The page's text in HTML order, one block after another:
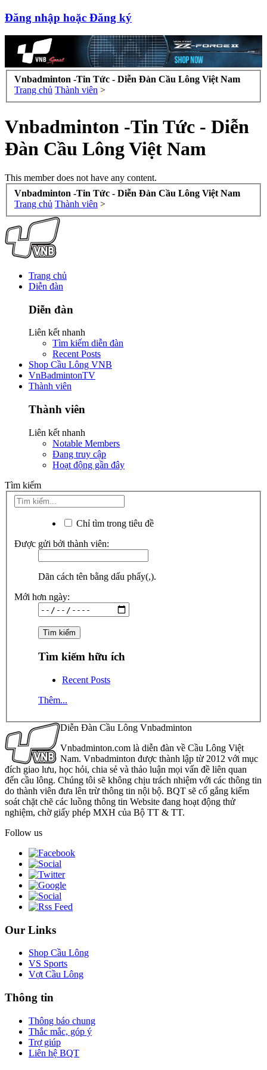
Đăng nhập hoặc Đăng ký
Vnbadminton -Tin Tức - Diễn Đàn Cầu Lông Việt Nam
Trang chủ Thành viên >
Vnbadminton -Tin Tức - Diễn
Đàn Cầu Lông Việt Nam
This member does not have any content.
Vnbadminton -Tin Tức - Diễn Đàn Cầu Lông Việt Nam
Trang chủ Thành viên >
Trang chủ
Diễn đàn
Diễn đàn
Liên kết nhanh
Tìm kiếm diễn đàn
Recent Posts
Shop Cầu Lông VNB
VnBadmintonTV
Thành viên
Thành viên
Liên kết nhanh
Notable Members
Đang truy cập
Hoạt động gần đây
Tìm kiếm
Chỉ tìm trong tiêu đề
Được gửi bởi thành viên:
Dãn cách tên bằng dấu phẩy(,).
Mới hơn ngày:
Tìm kiếm hữu ích
Recent Posts
Thêm...
Diễn Đàn Cầu Lông Vnbadminton
Vnbadminton.com là diễn đàn về Cầu Lông Việt
Nam. Vnbadminton được thành lập từ 2012 với mục
đích giao lưu, học hỏi, chia sẻ và thảo luận mọi vấn đề liên quan
đến cầu lông. Chúng tôi sẽ không chịu trách nhiệm với các thông tin
do thành viên đưa lên trừ thông tin nội bộ. BQT sẽ cố gắng kiểm
soát chặt chẽ các luồng thông tin Website đang hoạt động thử
nghiệm, chờ giấy phép MXH của Bộ TT & TT.
Follow us
Our Links
Shop Cầu Lông
VS Sports
Vợt Cầu Lông
Thông tin
Thông báo chung
Thắc mắc, góp ý
Trợ giúp
Liên hệ BQT